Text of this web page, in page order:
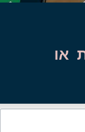
או